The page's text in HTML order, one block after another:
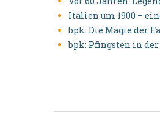
Italien um 1900 –
bpk: Die Magie der
bpk: Pfingsten in